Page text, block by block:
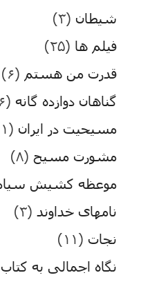
شیطان (۳)
فیلم ها (۲۵)
قدرت من هستم (۶)
گناهان دوازده گانه (۶)
مسیحیت در ایران (۱)
مشورت مسیح (۸)
موعظه کشیش
نامهای خداوند (۳)
نجات (۱۱)
نگاه اجمالی به